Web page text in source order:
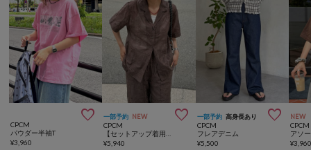

CPCM
パウダー半袖T
¥3,960
一部予約 NEW 
CPCM
【セットアップ着用可】パッチワーク刺繍半袖シアーシャツ
¥5,940
一部予約 高身長あり 
CPCM
フレアデニム
¥5,500
NEW
CPCM
アソ
¥